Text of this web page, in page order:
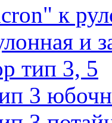
к
и
тип 3, 5
3